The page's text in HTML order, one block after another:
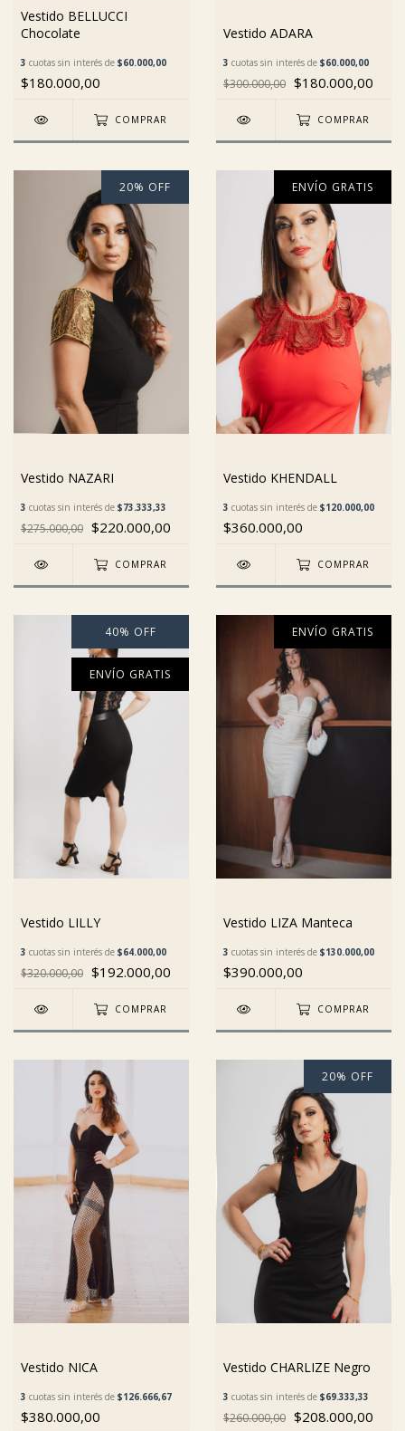
Vestido BELLUCCI
Chocolate
3 cuotas sin interés de $60.000,00
$180.000,00
COMPRAR
Vestido ADARA
3 cuotas sin interés de $60.000,00
$300.000,00 $180.000,00
COMPRAR
20% OFF
Vestido NAZARI
3 cuotas sin interés de $73.333,33
$275.000,00 $220.000,00
COMPRAR
ENVÍO GRATIS
Vestido KHENDALL
3 cuotas sin interés de $120.000,00
$360.000,00
COMPRAR
40% OFF
ENVÍO GRATIS
Vestido LILLY
3 cuotas sin interés de $64.000,00
$320.000,00 $192.000,00
COMPRAR
ENVÍO GRATIS
Vestido LIZA Manteca
3 cuotas sin interés de $130.000,00
$390.000,00
COMPRAR
Vestido NICA
3 cuotas sin interés de $126.666,67
$380.000,00
20% OFF
Vestido CHARLIZE Negro
3 cuotas sin interés de $69.333,33
$260.000,00 $208.000,00